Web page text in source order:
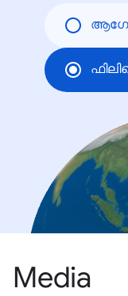
Media